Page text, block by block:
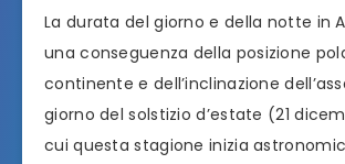
La durata del giorno e della notte in
una conseguenza della posizione
continente e dell’inclinazione
giorno del solstizio d’estate (21
cui questa stagione inizia